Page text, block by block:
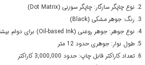
نوع چاپگر سازگار: چاپگر سوزنی (Dot Matrix)
رنگ: جوهر مشکی (Black)
نوع جوهر: جوهر روغنی (Oil-based Ink) برای دوام بیشتر
طول نوار: جوهری حدود 12 متر
تعداد کاراکتر قابل چاپ: حدود 3,000,000 کاراکتر